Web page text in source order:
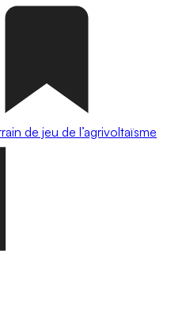
de jeu de l’agrivoltaïsme